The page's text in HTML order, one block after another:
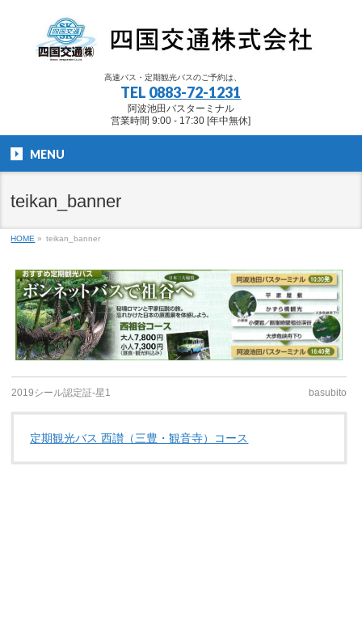
高速バス・定期観光バスのご予約は、
TEL 0883-72-1231
阿波池田バスターミナル
営業時間 9:00 - 17:30 [年中無休]
MENU
teikan_banner
HOME » teikan_banner
2019シール認定証-星1 basubito
定期観光バス 西讃（三豊・観音寺）コース